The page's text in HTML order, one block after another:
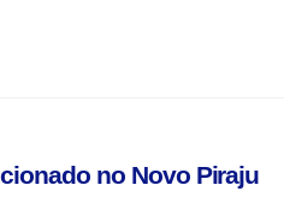
no Novo Piraju